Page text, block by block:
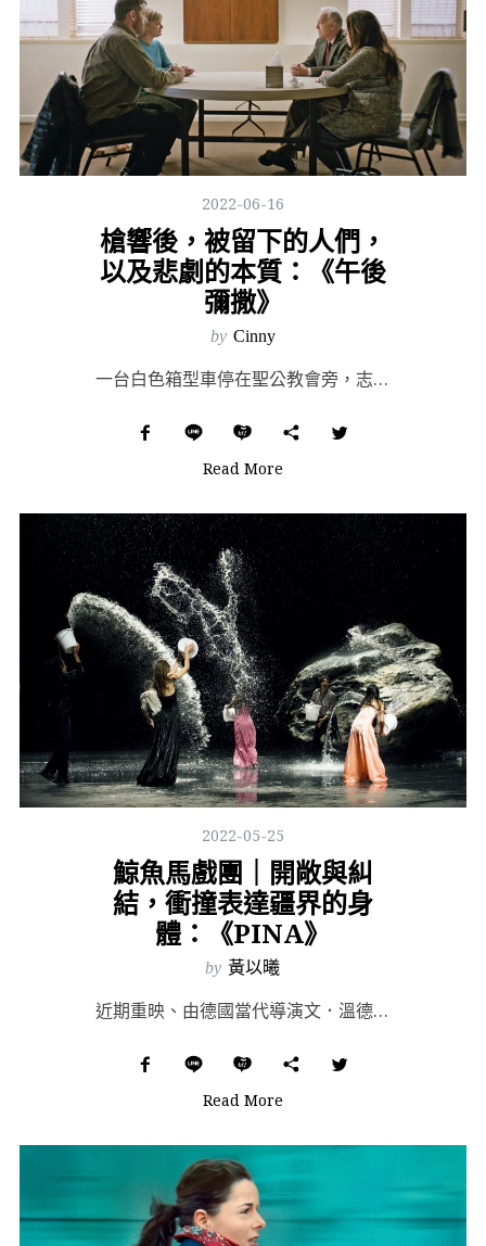
2022-06-16
槍響後，被留下的人們，
以及悲劇的本質：《午後
彌撒》
by Cinny
一台白色箱型車停在聖公教會旁，志工正匆忙步入教堂，與夥伴佈置一間房間，隨後像律師的女人和他們打了照面...
Read More
2022-05-25
鯨魚馬戲團｜開敞與糾
結，衝撞表達疆界的身
體：《PINA》
by 黃以曦
近期重映、由德國當代導演文．溫德斯（Wim Wenders）執導的《PINA》，是已逝現代舞蹈家碧娜...
Read More